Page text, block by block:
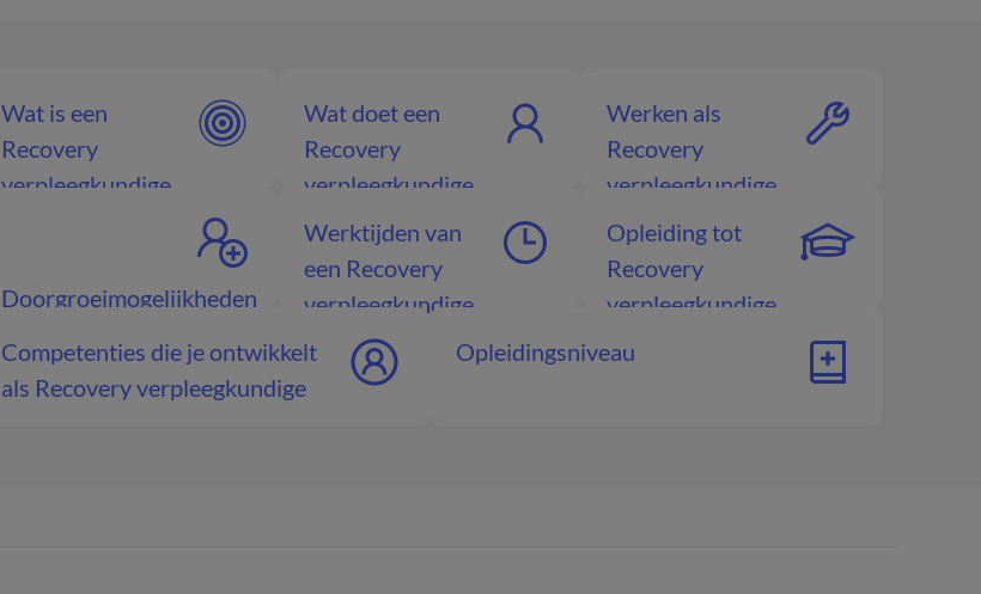
Wat is een
Recovery
verpleegkundige
Wat doet een
Recovery
verpleegkundige
Werken als
Recovery
verpleegkundige
Doorgroeimogelijkheden
verpleegkundige
Werktijden van
een Recovery
verpleegkundige
Opleiding tot
Recovery
verpleegkundige
Competenties die je ontwikkelt
als Recovery verpleegkundige
Opleidingsniveau